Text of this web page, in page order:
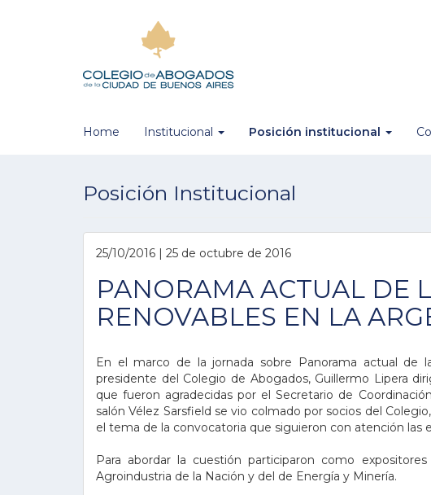
Home Institucional Posición institucional
Posición Institucional
25/10/2016 | 25 de octubre de 2016
PANORAMA ACTUAL DE
RENOVABLES EN LA
En el marco de la jornada sobre Panorama actual de
presidente del Colegio de Abogados, Guillermo Lipera
que fueron agradecidas por el Secretario de
salón Vélez Sarsfield se vio colmado por socios del
el tema de la convocatoria que siguieron con atención las
Para abordar la cuestión participaron como
Agroindustria de la Nación y del de Energía y Minería.